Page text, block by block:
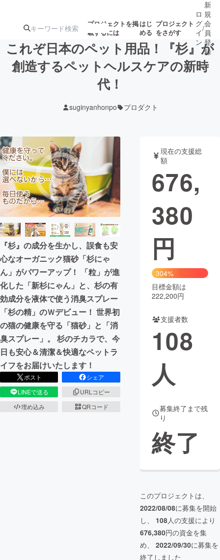
プロジェクトを掲
載するには
はじ
める
プロジェクト
をさがす
注目の新着プロ
テクノロジー・ガジェット
映像・映画 書籍・雑誌
ビジネス・起業 チャレンジ
まちづくり・地域活性化
CAMPFIRE for Social Good
CAMPFIRE Creation
CAMPFIREふるさと納税machi-ya コミュニティ
ロ
グ
イ
ン
/
新
規
会
員
登
録
これぞ日本のペット用品！『杉』が
創造するペットヘルスケアの新時
代！
suginyanhonpo プロダクト
『杉』の成分を生かし、誤食も安
心なオーガニック猫砂「杉にゃ
ん」がパワーアップ！ 「粒」が進
化した「新杉にゃん」と、杉の有
効成分を液体で使う消臭スプレー
「杉の精」のＷデビュー！ 世界初
の猫の健康を守る「猫砂」と「消
臭スプレー」。 杉のチカラで、今
日も安心＆清潔＆快適なペットラ
イフをお届けいたします！
ポスト
シェア
LINEで送る
URLコピー
埋め込み
QRコード
現在の支援総
額
676,
380
円
304%
目標金額は
222,200円
支援者数
108
人
募集終了まで残
り
終了
このプロジェクトは、
2022/08/08に募集を開始
し、 108人の支援により
676,380円の資金を集
め、 2022/09/30に募集を
終了しました